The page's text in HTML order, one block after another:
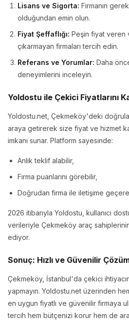
Lisans ve Sigorta: Firmanın
olduğundan emin olun.
Fiyat Şeffaflığı: Peşin fiyat veren
çıkarmayan firmaları tercih edin.
Referans ve Yorumlar: Daha
deneyimlerini inceleyin.
Yoldostu ile Çekici Fiyatlarını
Yoldostu.net, Çekmeköy'deki
araya getirerek size fiyat ve hizmet
imkanı sunar. Platform sayesinde:
Anlık teklif alabilir,
Firma puanlarını görebilir,
Doğrudan firma ile iletişime
2026 itibarıyla Yoldostu, kullanıcı
verileriyle Çekmeköy araç
ediyor.
Sonuç: Hızlı ve Güvenilir
Çekmeköy, İstanbul'da çekici
yapmayın. Yoldostu.net üzerinden
en uygun fiyatlı ve güvenilir firmaya
tercih hem bütçenizi korur hem de